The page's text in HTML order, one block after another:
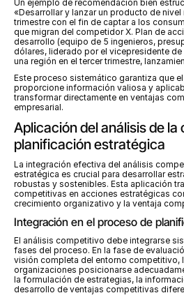
Un ejemplo de recomendación bien
«Desarrollar y lanzar un producto de
trimestre con el fin de captar a los
que migran del competidor X. Plan de
desarrollo (equipo de 5 ingenieros,
dólares, liderado por el vicepresidente
una región en el tercer trimestre,
Este proceso sistemático garantiza que
proporcione información valiosa y
transformar directamente en ventajas
empresarial.
Aplicación del análisis de
planificación estratégica
La integración efectiva del análisis
estratégica es crucial para desarrollar
robustas y sostenibles. Esta aplicación
competitivas en acciones estratégicas
crecimiento organizativo y la ventaja
Integración en el proceso de
El análisis competitivo debe integrarse
fases del proceso. En la fase de
visión completa del entorno competitivo,
organizaciones posicionarse
la formulación de estrategias, la
desarrollo de ventajas competitivas